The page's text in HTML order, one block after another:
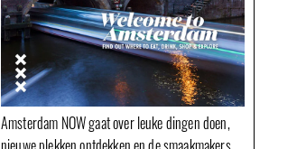
Amsterdam NOW gaat over leuke dingen doen,